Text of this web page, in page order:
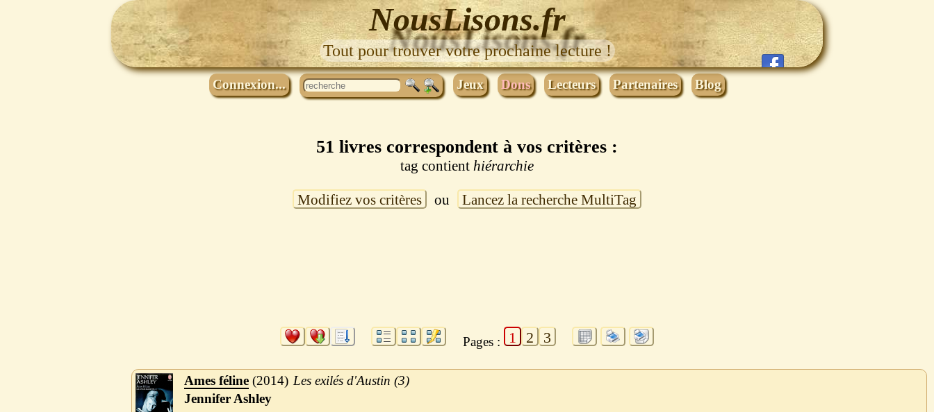
NousLisons.fr
Tout pour trouver votre prochaine lecture !
Connexion... Jeux Dons Lecteurs Partenaires Blog
51 livres correspondent à vos critères :
tag contient hiérarchie
Modifiez vos critères ou Lancez la recherche MultiTag
Pages : 1 2 3
Ames féline 2014
Les exilés d'Austin (3)
Jennifer Ashley